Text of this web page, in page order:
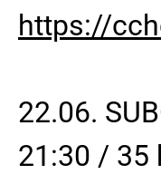
https://
22.06.
21:30 / 35